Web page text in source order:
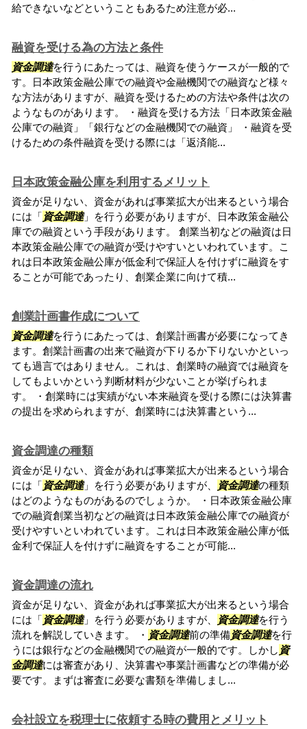
給できないなどということもあるため注意が必...
融資を受ける為の方法と条件
資金調達を行うにあたっては、融資を使うケースが一般的で
す。日本政策金融公庫での融資や金融機関での融資など様々
な方法がありますが、融資を受けるための方法や条件は次の
ようなものがあります。 ・融資を受ける方法「日本政策金融
公庫での融資」「銀行などの金融機関での融資」 ・融資を受
けるための条件融資を受ける際には「返済能...
日本政策金融公庫を利用するメリット
資金が足りない、資金があれば事業拡大が出来るという場合
には「資金調達」を行う必要がありますが、日本政策金融公
庫での融資という手段があります。 創業当初などの融資は日
本政策金融公庫での融資が受けやすいといわれています。こ
れは日本政策金融公庫が低金利で保証人を付けずに融資をす
ることが可能であったり、創業企業に向けて積...
創業計画書作成について
資金調達を行うにあたっては、創業計画書が必要になってき
ます。創業計画書の出来で融資が下りるか下りないかといっ
ても過言ではありません。これは、創業時の融資では融資を
してもよいかという判断材料が少ないことが挙げられま
す。 ・創業時には実績がない本来融資を受ける際には決算書
の提出を求められますが、創業時には決算書という...
資金調達の種類
資金が足りない、資金があれば事業拡大が出来るという場合
には「資金調達」を行う必要がありますが、 資金調達の種類
はどのようなものがあるのでしょうか。 ・日本政策金融公庫
での融資創業当初などの融資は日本政策金融公庫での融資が
受けやすいといわれています。これは日本政策金融公庫が低
金利で保証人を付けずに融資をすることが可能...
資金調達の流れ
資金が足りない、資金があれば事業拡大が出来るという場合
には「資金調達」を行う必要がありますが、 資金調達を行う
流れを解説していきます。 ・ 資金調達前の準備資金調達を行
うには銀行などの金融機関での融資が一般的です。しかし 資
金調達には審査があり、決算書や事業計画書などの準備が必
要です。まずは審査に必要な書類を準備しまし...
会社設立を税理士に依頼する時の費用とメリット